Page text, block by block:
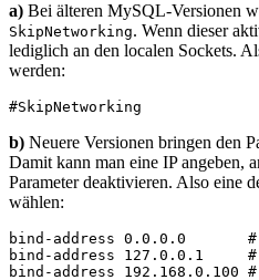
a) Bei älteren MySQL-Versionen
SkipNetworking. Wenn dieser
lediglich an den localen Sockets.
werden:
#SkipNetworking
b) Neuere Versionen bringen den
Damit kann man eine IP angeben,
Parameter deaktivieren. Also eine
wählen:
bind-address 0.0.0.0
bind-address 127.0.0.1
bind-address